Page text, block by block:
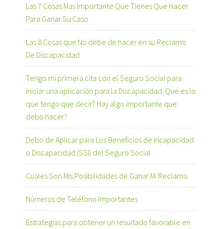
Las 7 Cosas Mas Importante Que Tienes Que Hacer
Para Ganar Su Caso
Las 8 Cosas que No debe de hacer en su Reclamo
De Discapacidad
Tengo mi primera cita con el Seguro Social para
iniciar una aplicación para la Discapacidad. Que es lo
que tengo que decir? Hay algo importante que
debo hacer?
Debo de Aplicar para Los Beneficios de Incapacidad
o Discapacidad (SSI) del Seguro Social
Cuales Son Mis Posibilidades de Ganar Mi Reclamo
Números de Teléfono Importantes
Estrategias para obtener un resultado favorable en